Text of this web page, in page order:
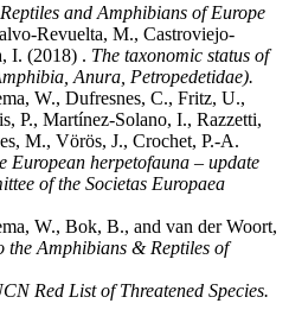
Reptiles and Amphibians of Europe
Revuelta, M., Castroviejo-
I. (2018) . The taxonomic status of
Anura, Petropedetidae).
W., Dufresnes, C., Fritz, U.,
P., Martínez-Solano, I., Razzetti,
M., Vörös, J., Crochet, P.-A.
European herpetofauna – update
of the Societas Europaea
W., Bok, B., and van der Woort,
the Amphibians & Reptiles of
Red List of Threatened Species.